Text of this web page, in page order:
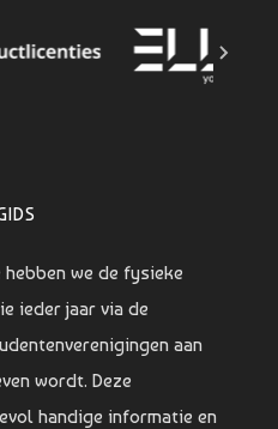
we de fysieke
ieder jaar via de
aan
wordt. Deze
handige informatie en